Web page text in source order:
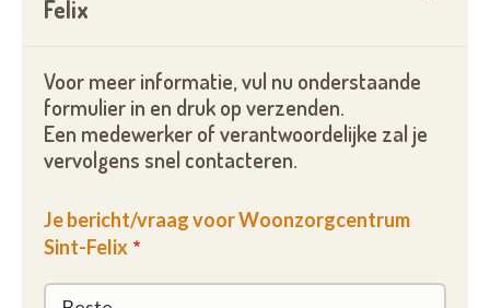
Felix
Voor meer informatie, vul nu onderstaande
formulier in en druk op verzenden.
Een medewerker of verantwoordelijke zal je
vervolgens snel contacteren.
Je bericht/vraag voor Woonzorgcentrum
Sint-Felix